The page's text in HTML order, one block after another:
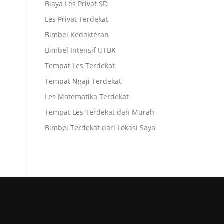
Biaya Les Privat SD
Les Privat Terdekat
Bimbel Kedokteran
Bimbel Intensif UTBK
Tempat Les Terdekat
Tempat Ngaji Terdekat
Les Matematika Terdekat
Tempat Les Terdekat dan Murah
Bimbel Terdekat dari Lokasi Saya